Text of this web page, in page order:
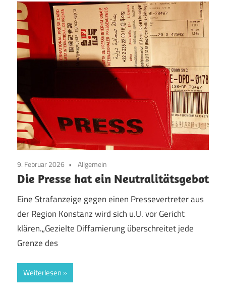
9. Februar 2026 Allgemein
Die Presse hat ein Neutralitätsgebot
Eine Strafanzeige gegen einen Pressevertreter aus
der Region Konstanz wird sich u.U. vor Gericht
klären.„Gezielte Diffamierung überschreitet jede
Grenze des
Weiterlesen